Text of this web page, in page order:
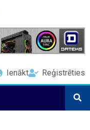
Ienākt Reģistrēties